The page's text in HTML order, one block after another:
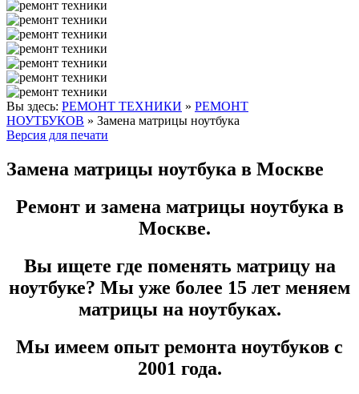
Вы здесь: РЕМОНТ ТЕХНИКИ » РЕМОНТ
НОУТБУКОВ » Замена матрицы ноутбука
Версия для печати
Замена матрицы ноутбука в Москве
Ремонт и замена матрицы ноутбука в
Москве.
Вы ищете где поменять матрицу на
ноутбуке? Мы уже более 15 лет меняем
матрицы на ноутбуках.
Мы имеем опыт ремонта ноутбуков с
2001 года.